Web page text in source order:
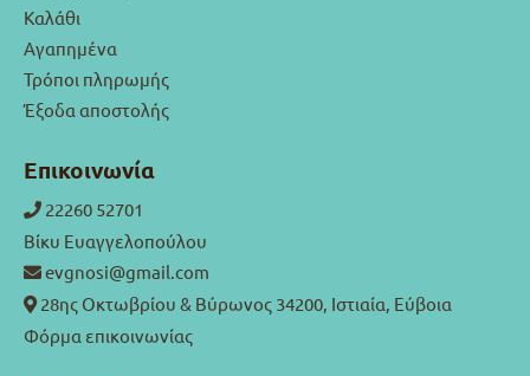
Καλάθι
Αγαπημένα
Τρόποι πληρωμής
Έξοδα αποστολής
Επικοινωνία
22260 52701
Βίκυ Ευαγγελοπούλου
evgnosi@gmail.com
28ης Οκτωβρίου & Βύρωνος 34200, Ιστιαία, Εύβοια
Φόρμα επικοινωνίας